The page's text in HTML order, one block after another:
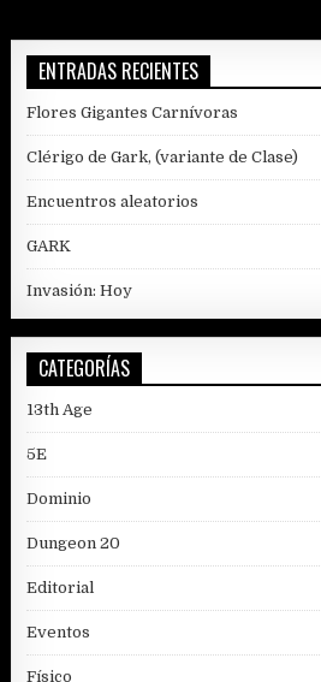
ENTRADAS RECIENTES
Flores Gigantes Carnívoras
Clérigo de Gark, (variante de Clase)
Encuentros aleatorios
GARK
Invasión: Hoy
CATEGORÍAS
13th Age
5E
Dominio
Dungeon 20
Editorial
Eventos
Físico